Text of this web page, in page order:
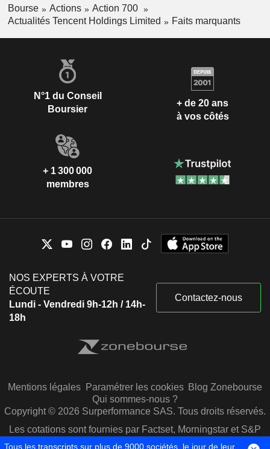
Bourse Actions
Action 700
Actualités Tencent Holdings Limited
Faits marquants
N°1 du Conseil
Boursier
+ de 20 ans
à vos côtés
+ 1 300 000
membres
NOS EXPERTS À VOTRE
ÉCOUTE
Lundi - Vendredi 9h-12h / 14h-
18h
Contactez-nous
Mentions légales Paramétrer les cookies Blog Zonebourse
Qui sommes-nous ?
Copyright © 2026 Surperformance SAS. Tous droits réservés.
Les cotations sont fournies par Factset, Morningstar et S&P
Capital IQ
Tous les transcripts sur plus de 9000 sociétés, le jour de leur